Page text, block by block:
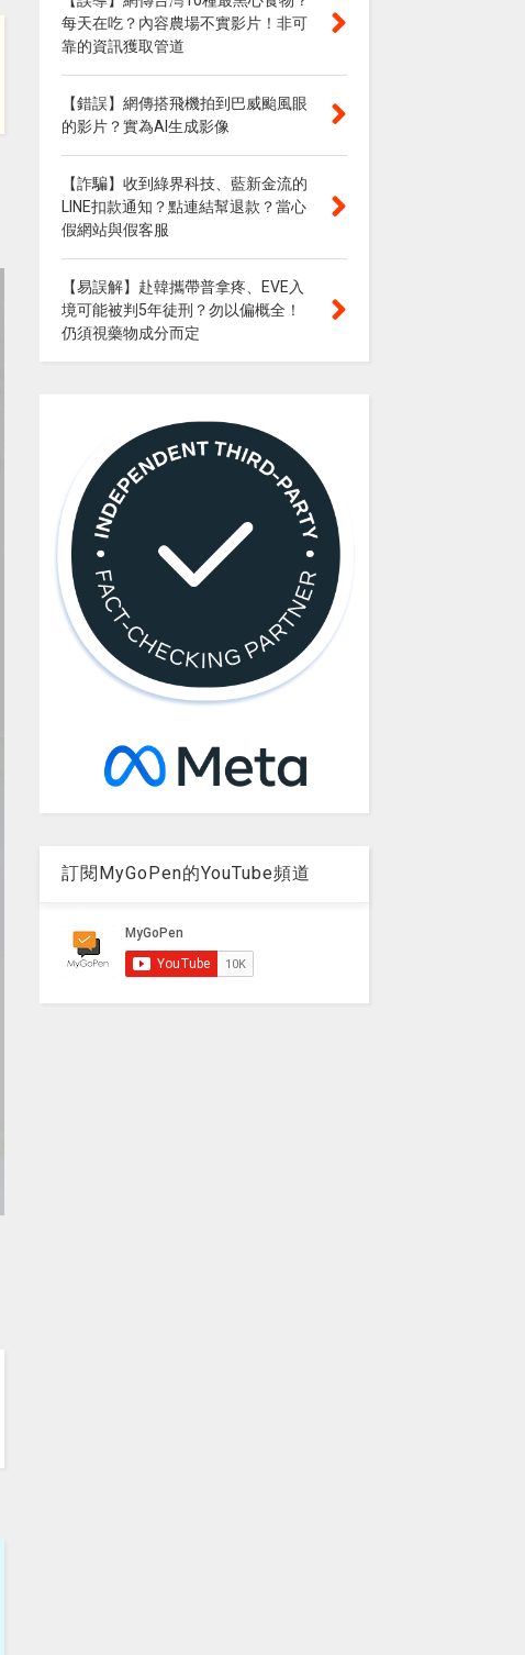
每天在吃？內容農場不實影片！非可
靠的資訊獲取管道
【錯誤】網傳搭飛機拍到巴威颱風眼
的影片？實為AI生成影像
【詐騙】收到綠界科技、藍新金流的
LINE扣款通知？點連結幫退款？當心
假網站與假客服
【易誤解】赴韓攜帶普拿疼、EVE入
境可能被判5年徒刑？勿以偏概全！
仍須視藥物成分而定
訂閱MyGoPen的YouTube頻道